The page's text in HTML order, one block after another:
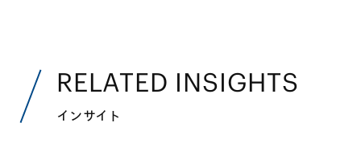
RELATED INSIGHTS
インサイト